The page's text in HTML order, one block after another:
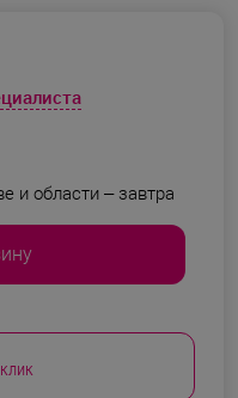
и области – завтра